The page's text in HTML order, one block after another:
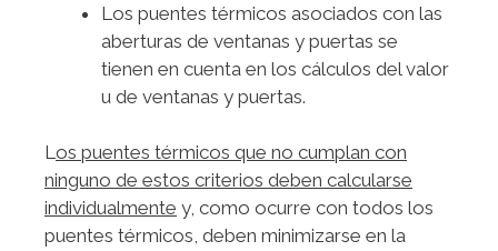
Los puentes térmicos asociados con las
aberturas de ventanas y puertas se
tienen en cuenta en los cálculos del valor
u de ventanas y puertas.
Los puentes térmicos que no cumplan con
ninguno de estos criterios deben calcularse
individualmente y, como ocurre con todos los
puentes térmicos, deben minimizarse en la